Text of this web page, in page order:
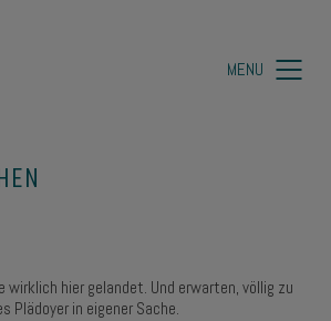
MENU
hier gelandet. Und erwarten, völlig zu
Plädoyer in eigener Sache.